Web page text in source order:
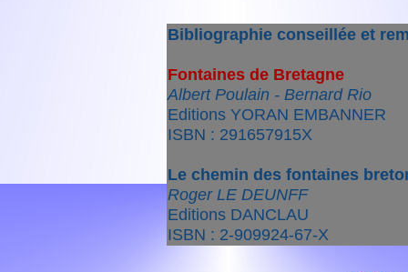
Bibliographie conseillée et
Fontaines de Bretagne
Albert Poulain - Bernard Rio
Editions YORAN EMBANNER
ISBN : 291657915X
Le chemin des fontaines
Roger LE DEUNFF
Editions DANCLAU
ISBN : 2-909924-67-X